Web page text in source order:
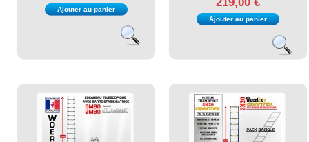
Ajouter au panier
Ajouter au panier